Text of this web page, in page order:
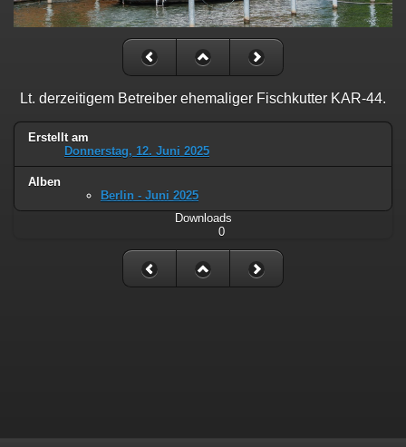
Lt. derzeitigem Betreiber ehemaliger Fischkutter KAR-44.
Erstellt am
Donnerstag, 12. Juni 2025
Alben
Berlin - Juni 2025
Downloads
0